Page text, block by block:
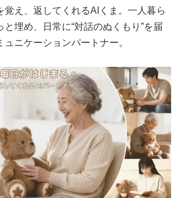
覚え、返してくれるAIくま。一人暮ら
と埋め、日常に“対話のぬくもり”を届
ニケーションパートナー。